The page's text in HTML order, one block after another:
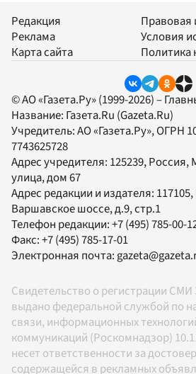
Редакция
Реклама
Карта сайта
Условия
Политика
© АО «Газета.Ру» (1999-2026) –
Название: Газета.Ru (Gazeta.Ru)
Учредитель:АО «Газета.Ру», ОГРН
7743625728
Адрес учредителя: 125239, Россия,
улица, дом 67
Адрес редакции и издателя: 117105,
Варшавское шоссе, д.9, стр.1
Телефон редакции:+7 (495) 785-00-
Факс:+7 (495) 785-17-01
Электронная почта:
Свидетельство о регистрации
выдано федеральной службой по
связи, информационных
коммуникаций (Роскомнадзор)
несет ответственности за
содержащейся в рекламных